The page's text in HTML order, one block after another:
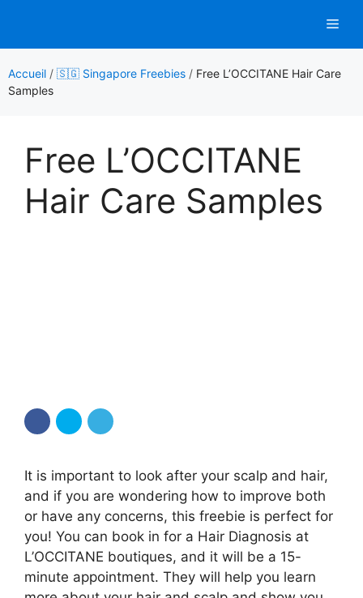
contenu
Accueil / 🇸🇬 Singapore Freebies / Free L’OCCITANE Hair Care
Samples
Free L’OCCITANE
Hair Care Samples
It is important to look after your scalp and hair,
and if you are wondering how to improve both
or have any concerns, this freebie is perfect for
you! You can book in for a Hair Diagnosis at
L’OCCITANE boutiques, and it will be a 15-
minute appointment. They will help you learn